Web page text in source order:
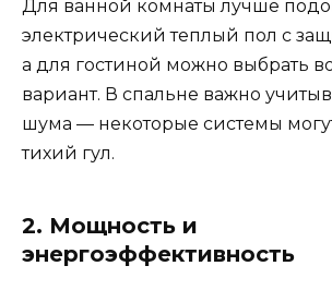
Для ванной комнаты лучше
электрический теплый пол с
а для гостиной можно выбрать
вариант. В спальне важно
шума — некоторые системы
тихий гул.
2. Мощность и
энергоэффективность